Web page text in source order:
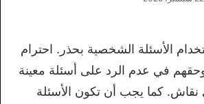
الأسئلة الشخصية بحذر. احترام
في عدم الرد على أسئلة معينة
كما يجب أن تكون الأسئلة